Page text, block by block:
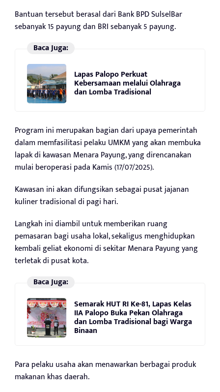
Bantuan tersebut berasal dari Bank BPD SulselBar
sebanyak 15 payung dan BRI sebanyak 5 payung.
Baca Juga:
Lapas Palopo Perkuat
Kebersamaan melalui Olahraga
dan Lomba Tradisional
Program ini merupakan bagian dari upaya pemerintah
dalam memfasilitasi pelaku UMKM yang akan membuka
lapak di kawasan Menara Payung, yang direncanakan
mulai beroperasi pada Kamis (17/07/2025).
Kawasan ini akan difungsikan sebagai pusat jajanan
kuliner tradisional di pagi hari.
Langkah ini diambil untuk memberikan ruang
pemasaran bagi usaha lokal, sekaligus menghidupkan
kembali geliat ekonomi di sekitar Menara Payung yang
terletak di pusat kota.
Baca Juga:
Semarak HUT RI Ke-81, Lapas Kelas
IIA Palopo Buka Pekan Olahraga
dan Lomba Tradisional bagi Warga
Binaan
Para pelaku usaha akan menawarkan berbagai produk
makanan khas daerah.